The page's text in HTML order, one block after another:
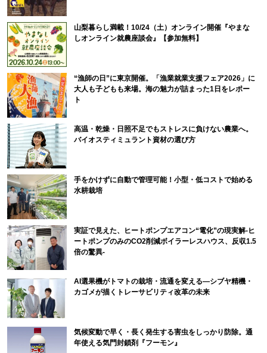
山梨暮らし満載！10/24（土）オンライン開催『やまな
しオンライン就農座談会』【参加無料】
“漁師の日”に東京開催。「漁業就業支援フェア2026」に
大人も子どもも来場。海の魅力が詰まった1日をレポー
ト
高温・乾燥・日照不足でもストレスに負けない農業へ。
バイオスティミュラント資材の選び方
手をかけずに自動で管理可能！小型・低コストで始める
水耕栽培
実証で見えた、ヒートポンプエアコン“電化”の現実解-ヒ
ートポンプのみのCO2削減ボイラーレスハウス、反収1.5
倍の驚異-
AI選果機がトマトの栽培・流通を変える―シブヤ精機・
カゴメが描くトレーサビリティ改革の未来
気候変動で早く・長く発生する害虫をしっかり防除。通
年使える気門封鎖剤『フーモン』